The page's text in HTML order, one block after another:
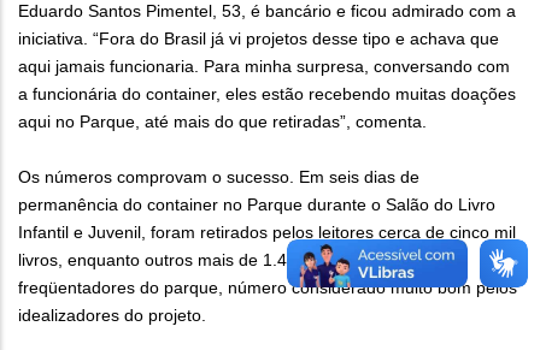
Eduardo Santos Pimentel, 53, é bancário e ficou admirado com a
iniciativa. “Fora do Brasil já vi projetos desse tipo e achava que
aqui jamais funcionaria. Para minha surpresa, conversando com
a funcionária do container, eles estão recebendo muitas doações
aqui no Parque, até mais do que retiradas”, comenta.
Os números comprovam o sucesso. Em seis dias de
permanência do container no Parque durante o Salão do Livro
Infantil e Juvenil, foram retirados pelos leitores cerca de cinco mil
livros, enquanto outros mais de 1.400 foram doados pelos
freqüentadores do parque, número considerado muito bom pelos
idealizadores do projeto.